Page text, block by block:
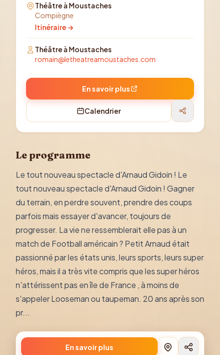
Théâtre à Moustaches
Compiègne
Itinéraire →
Théâtre à Moustaches
romain@letheatreamoustaches.com
En savoir plus
Calendrier
Le programme
Le tout nouveau spectacle d'Arnaud Gidoin ! Le
tout nouveau spectacle d'Arnaud Gidoin ! Gagner
du terrain, en perdre souvent, prendre des coups
parfois mais essayer d'avancer, toujours de
progresser. La vie ne ressemblerait elle pas à un
match de Football américain ? Petit Arnaud était
passionné par les états unis, leurs sports, leurs super
héros, mais il a très vite compris que les super héros
n'attérissent pas en île de France , à moins de
s'appeler Looseman ou taupeman. 20 ans après son
pr...
En savoir plus